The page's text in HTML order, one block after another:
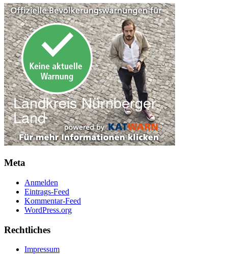
Meta
Anmelden
Eintrags-Feed
Kommentar-Feed
WordPress.org
Rechtliches
Impressum